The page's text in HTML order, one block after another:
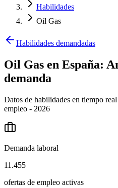
Habilidades
Oil Gas
Habilidades demandadas
Oil Gas en España:
demanda
Datos de habilidades en tiempo
empleo - 2026
Demanda laboral
11.455
ofertas de empleo activas